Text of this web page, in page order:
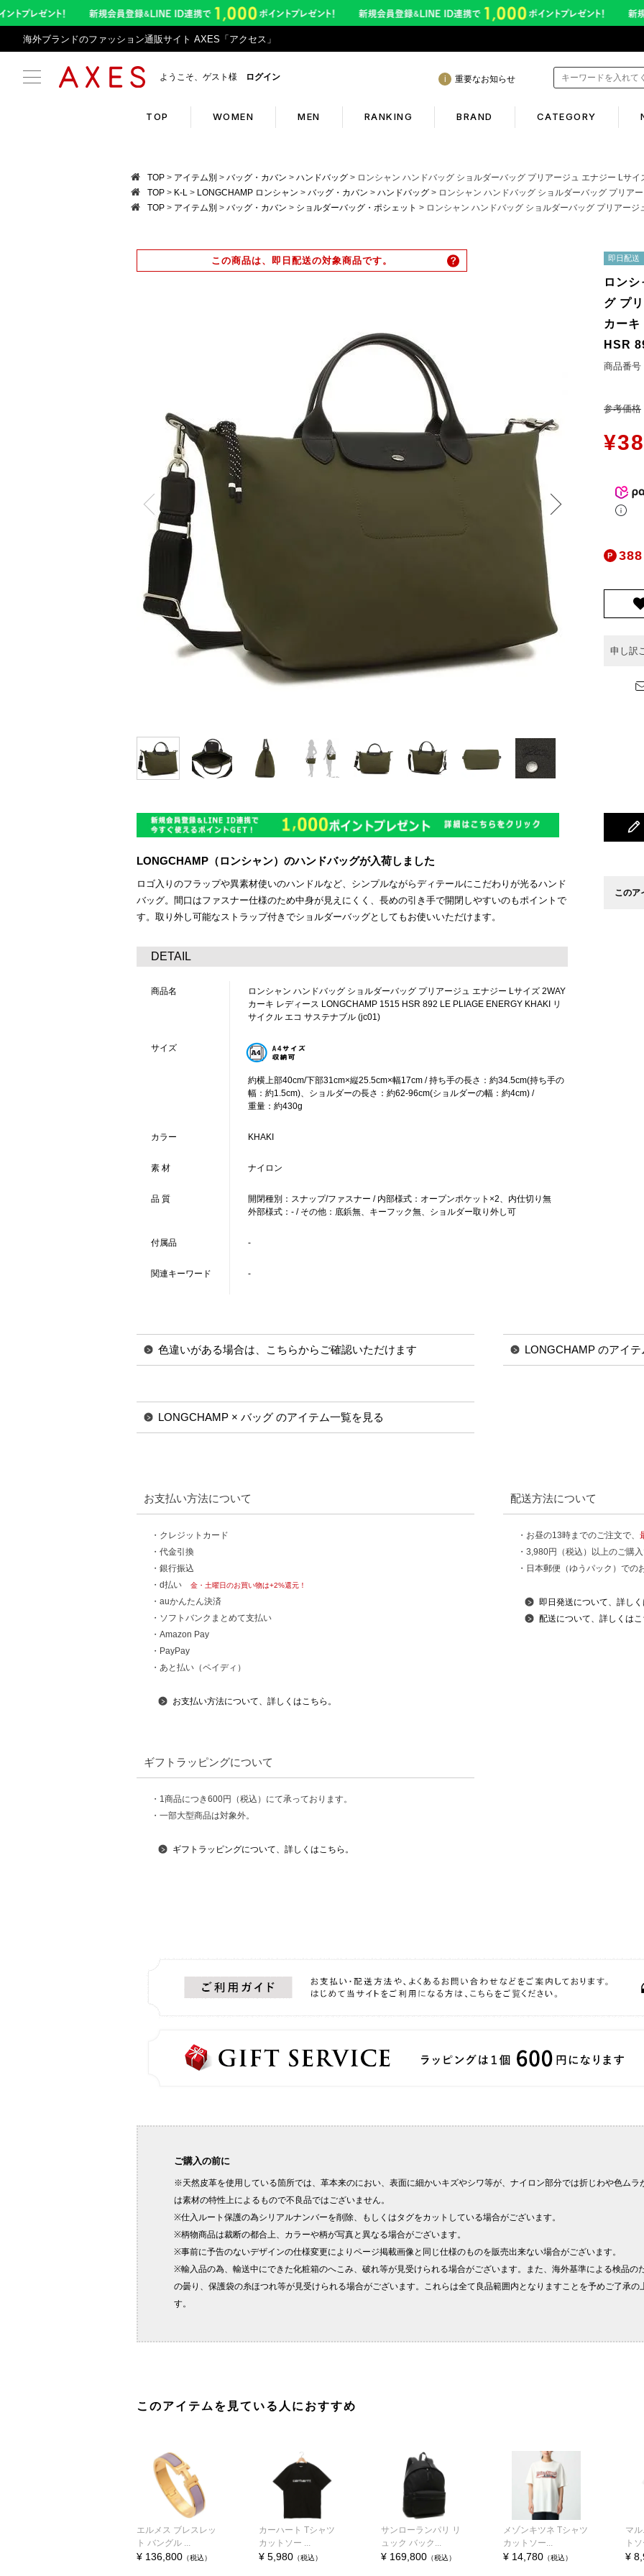
海外ブランドのファッション通販サイト AXES「アクセス」
ようこそ、ゲスト様 ログイン 重要なお知らせ
TOP WOMEN MEN RANKING BRAND CATEGORY
Information
返品サービス内容変更のお知らせ
マイページ
ログイン
会員登録
会員ランクについて
お気に入り
Shopping guide
TOP アイテム別 バッグ・カバン ハンドバッグ
ロンシャン ハンドバッグ ショルダーバッグ プリアージュ エナジー Lサイズ 2WAY
TOP
K-L LONGCHAMP ロンシャン バッグ・カバン ハンドバッグ
ロンシャン ハンドバッグ ショルダーバッグ プリアージュ エナジー Lサ
TOP
アイテム別 バッグ・カバン ショルダーバッグ・ポシェット ロンシャン ハンドバッグ ショルダーバッグ プリアージュ エナジー Lサイ
この商品は、即日配送の対象商品です。 即日配送
ロン
グ プ
カー
HSR
商品番号
参考価格
¥
388
申し訳
LONGCHAMP（ロンシャン）のハンドバッグが入荷しました
ロゴ入りのフラップや異素材使いのハンドルなど、シンプルながらディテールにこだわりが光るハンド
バッグ。間口はファスナー仕様のため中身が見えにくく、長めの引き手で開閉しやすいのもポイントで
す。取り外し可能なストラップ付きでショルダーバッグとしてもお使いいただけます。
DETAIL
商品名
ロンシャン ハンドバッグ ショルダーバッグ プリアージュ エナジー Lサイズ 2WAY
カーキ レディース LONGCHAMP 1515 HSR 892 LE PLIAGE ENERGY KHAKI リ
サイクル エコ サステナブル (jc01)
サイズ
約横上部40cm/下部31cm×縦25.5cm×幅17cm / 持ち手の長さ：約34.5cm(持ち手の
幅：約1.5cm)、ショルダーの長さ：約62-96cm(ショルダーの幅：約4cm) /
重量：約430g
カラー KHAKI
素 材 ナイロン
品 質
開閉種別：スナップ/ファスナー / 内部様式：オープンポケット×2、内仕切り無
外部様式：- / その他：底鋲無、キーフック無、ショルダー取り外し可
付属品 -
関連キーワード -
このア
色違いがある場合は、こちらからご確認いただけます LONGCHAMP のアイ
LONGCHAMP × バッグ のアイテム一覧を見る
お支払い方法について
・クレジットカード
・代金引換
・銀行振込
・d払い
金・土曜日のお買い物は+2%還元！
・auかんたん決済
・ソフトバンクまとめて支払い
・Amazon Pay
・PayPay
・あと払い（ペイディ）
お支払い方法について、詳しくはこちら。
配送方法について
・お昼の13時までのご注文で、
・3,980円（税込）以上のご購
・日本郵便（ゆうパック）での
即日発送について、詳し
配送について、詳しくは
ギフトラッピングについて
・1商品につき600円（税込）にて承っております。
・一部大型商品は対象外。
ギフトラッピングについて、詳しくはこちら。
このアイテムを見ている人におすすめ
エルメス ブレスレッ
ト バングル ...
¥ 136,800 （税込）
カーハート Tシャツ
カットソー ...
¥ 5,980 （税込）
サンローランパリ リ
ュック バック...
¥ 169,800 （税込）
メゾンキツネ Tシャツ
カットソー...
¥ 14,780 （税込）
マ
ト
¥